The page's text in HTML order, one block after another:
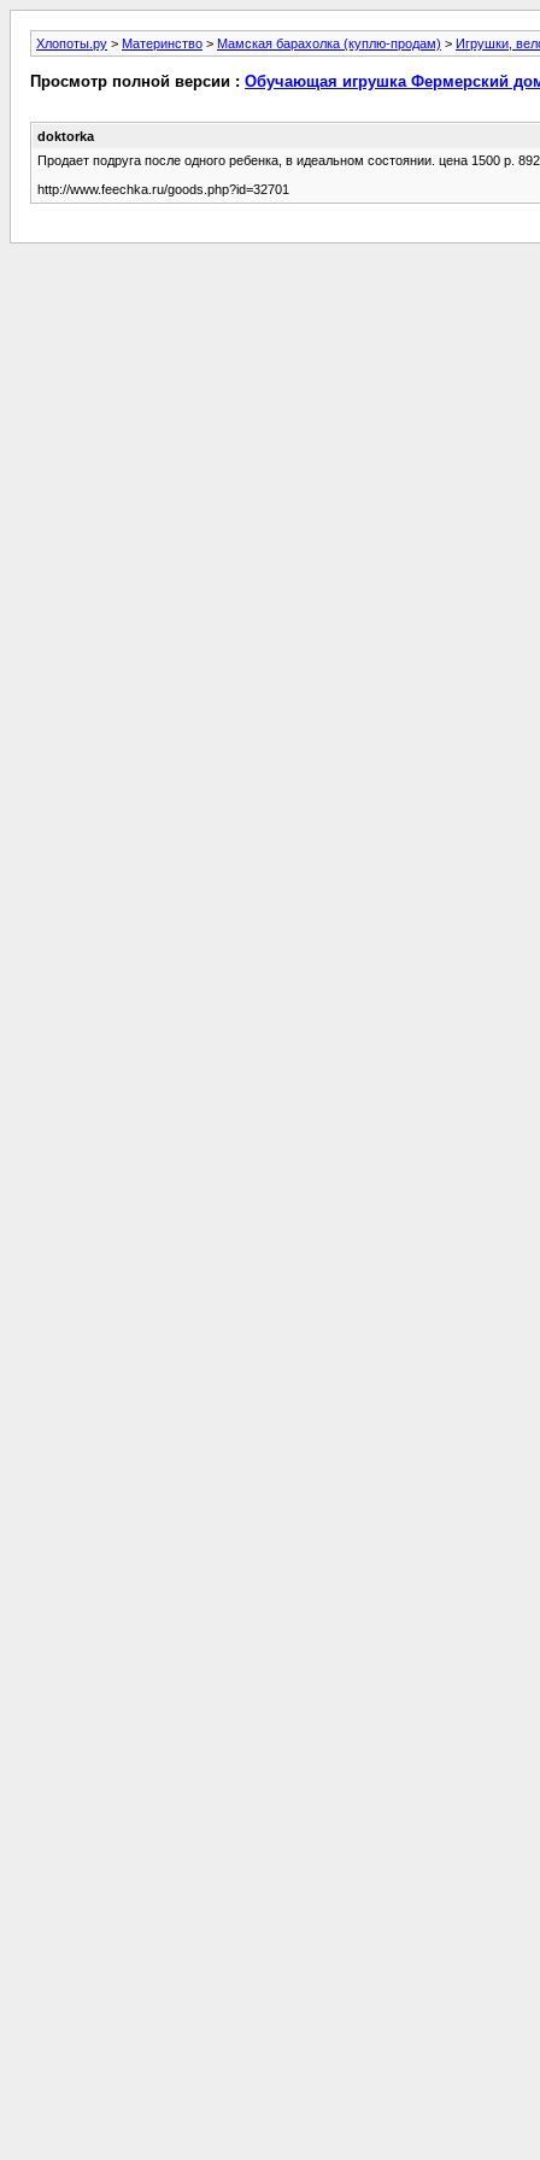
Хлопоты.ру > Материнство > Мамская барахолка (куплю-продам) > Игрушки,
Просмотр полной версии : Обучающая игрушка Фермерский
doktorka
Продает подруга после одного ребенка, в идеальном состоянии. цена 1500 р.
http://www.feechka.ru/goods.php?id=32701